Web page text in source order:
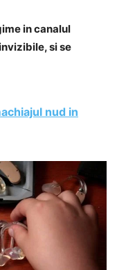
in canalul
si se
nud in